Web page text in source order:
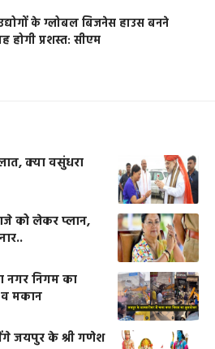
के ग्लोबल बिजनेस हाउस बनने
होगी प्रशस्त: सीएम
क्या वसुंधरा
को लेकर प्लान,
नगर निगम का
मकान
जयपुर के श्री गणेश